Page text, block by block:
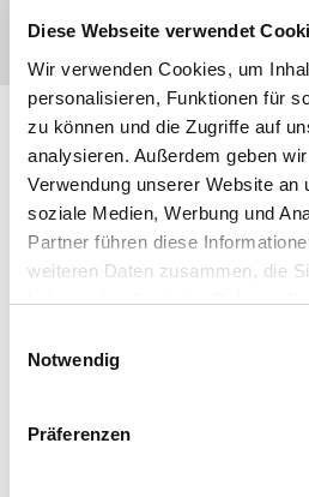
Diese Webseite verwendet
Wir verwenden Cookies, um
personalisieren, Funktionen für
zu können und die Zugriffe auf
analysieren. Außerdem geben
Verwendung unserer Website an
soziale Medien, Werbung und
Partner führen diese
weiteren Daten zusammen, die
haben oder die sie im Rahmen
Cookies, wenn Sie unsere
Notwendig
Präferenzen